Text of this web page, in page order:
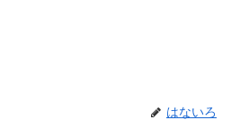
はないろ